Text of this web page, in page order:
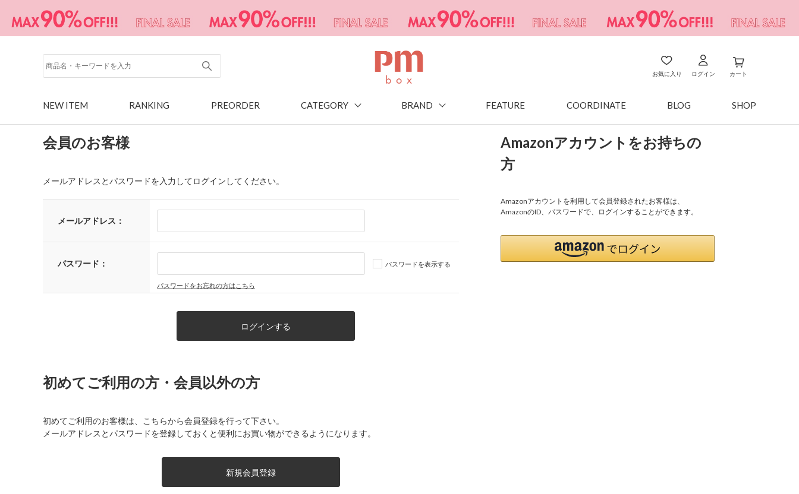
お気に入り ログイン カート
NEW ITEM RANKING PREORDER CATEGORY BRAND FEATURE COORDINATE BLOG SHOP
会員のお客様
メールアドレスとパスワードを入力してログインしてください。
メールアドレス：
パスワード： パスワードを表示する
パスワードをお忘れの方はこちら
Amazonアカウントをお持ちの
方
Amazonアカウントを利用して会員登録されたお客様は、
AmazonのID、パスワードで、ログインすることができます。
初めてご利用の方・会員以外の方
初めてご利用のお客様は、こちらから会員登録を行って下さい。
メールアドレスとパスワードを登録しておくと便利にお買い物ができるようになります。